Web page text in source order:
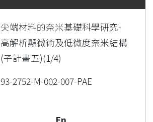
尖端材料的奈米基礎科學研究-
高解析顯微術及低微度奈米結構
(子計畫五)(1/4)
93-2752-M-002-007-PAE